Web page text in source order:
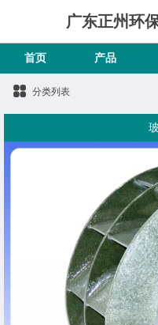
广东正州环
首页 产品
分类列表